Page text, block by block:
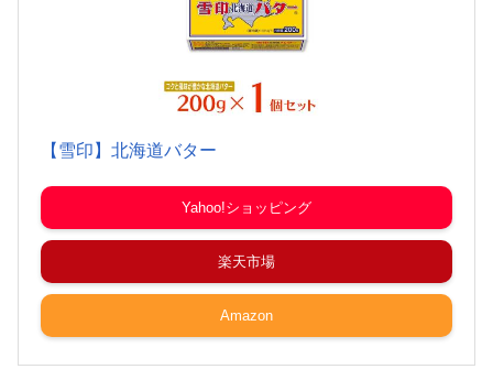
【雪印】北海道バター
Yahoo!ショッピング
楽天市場
Amazon